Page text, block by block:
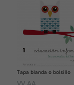
Tapa blanda o bolsillo